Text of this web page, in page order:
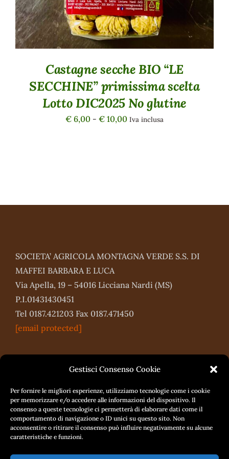
Gestisci Consenso Cookie
Per fornire le migliori esperienze, utilizziamo tecnologie come i cookie
per memorizzare e/o accedere alle informazioni del dispositivo. Il
consenso a queste tecnologie ci permetterà di elaborare dati come il
comportamento di navigazione o ID unici su questo sito. Non
acconsentire o ritirare il consenso può influire negativamente su alcune
caratteristiche e funzioni.
POSSONO
ESSERE
SCELTE
NELLA
PRODOTTO
Castagne secche BIO “LE
SECCHINE” primissima scelta
Lotto DIC2025 No glutine
€ 6,00 - € 10,00Fascia
€ 10,00
Iva inclusa
SOCIETA’ AGRICOLA MONTAGNA VERDE S.S. DI
MAFFEI BARBARA E LUCA
Via Apella, 19 – 54016 Licciana Nardi (MS)
P.I.01431430451
Tel 0187.421203 Fax 0187.471450
[email protected]